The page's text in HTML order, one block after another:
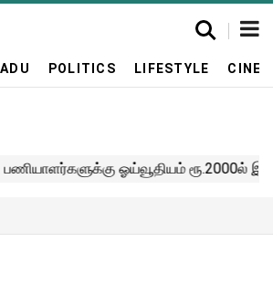
POLITICS LIFESTYLE